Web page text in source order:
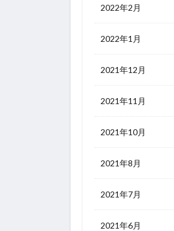
2022年2月
2022年1月
2021年12月
2021年11月
2021年10月
2021年8月
2021年7月
2021年6月